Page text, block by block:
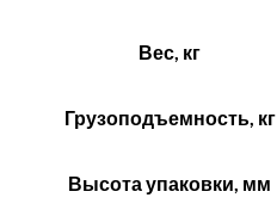
Вес, кг
Грузоподъемность, кг
Высота упаковки, мм